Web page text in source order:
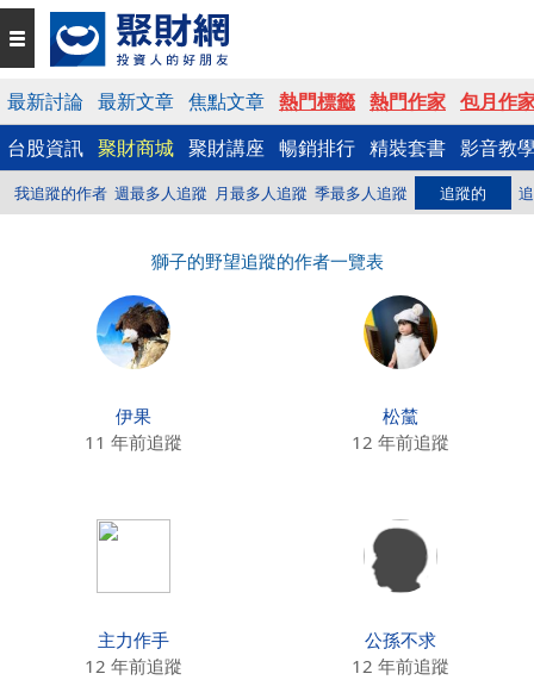
最新討論 最新文章 焦點文章 熱門標籤 熱門作家 包月作
台股資訊 聚財商城 聚財講座 暢銷排行 精裝套書 影音教
我追蹤的作者 週最多人追蹤 月最多人追蹤 季最多人追蹤 追蹤的
獅子的野望追蹤的作者一覽表
伊果
11 年前追蹤
松檒
12 年前追蹤
主力作手
12 年前追蹤
公孫不求
12 年前追蹤